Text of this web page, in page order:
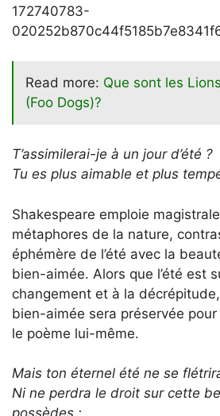
172740783-
Read more: Que sont les
(Foo Dogs)?
T’assimilerai-je à un jour d’été ?
Tu es plus aimable et plus
Shakespeare emploie
métaphores de la nature,
éphémère de l’été avec la
bien-aimée. Alors que l’été est
changement et à la
bien-aimée sera préservée
le poème lui-même.
Mais ton éternel été ne se
Ni ne perdra le droit sur cette